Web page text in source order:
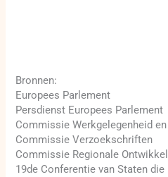
Bronnen:
Europees Parlement
Persdienst Europees Parlement
Commissie Werkgelegenheid
Commissie Verzoekschriften
Commissie Regionale
19de Conferentie van Staten